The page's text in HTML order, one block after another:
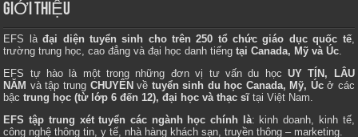
GIỚI THIỆU
EFS làđại diện tuyển sinh cho trên 250 tổ chức giáo dục quốc tế,
trường trung học, cao đẳng và đại học danh tiếng tại Canada, Mỹ và Úc.
EFS tự hào là một trong những đơn vị tư vấn du học UY TÍN, LÂU
NĂM và tập trung CHUYÊN về tuyển sinh du học Canada, Mỹ, Úcở các
bậctrung học (từ lớp 6 đến 12), đại học và thạc sĩtại Việt Nam.
EFS tập trung xét tuyển các ngành học chính là: kinh doanh, kinh tế,
công nghệ thông tin, y tế, nhà hàng khách sạn, truyền thông – marketing.